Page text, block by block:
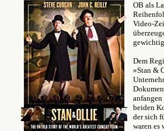
OB als
Video-
Dem
»Stan &
beiden
der sich
waren es